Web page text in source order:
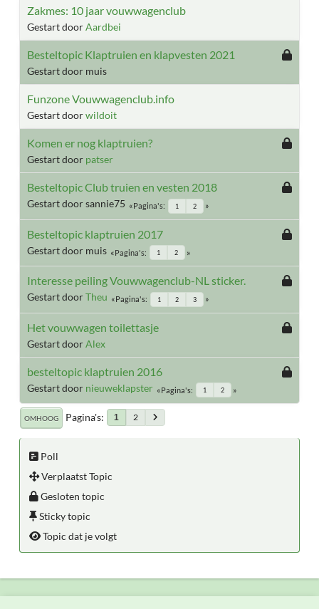
Zakmes: 10 jaar vouwwagenclub
Gestart doorAardbei
Besteltopic Klaptruien en klapvesten 2021
Gestart door muis
Funzone Vouwwagenclub.info
Gestart doorwildoit
Komen er nog klaptruien?
Gestart door patser
Besteltopic Club truien en vesten 2018
Gestart door sannie75 Pagina's 1 2
Besteltopic klaptruien 2017
Gestart door muis Pagina's 1 2
Interesse peiling Vouwwagenclub-NL sticker.
Gestart doorTheu Pagina's 1 2 3
Het vouwwagen toilettasje
Gestart doorAlex
besteltopic klaptruien 2016
Gestart door nieuweklapster Pagina's 1 2
OMHOOG Pagina's 1 2
Poll
Verplaatst Topic
Gesloten topic
Sticky topic
Topic dat je volgt